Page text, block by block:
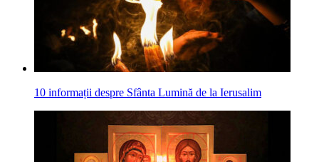
10 informații despre Sfânta Lumină de la Ierusalim